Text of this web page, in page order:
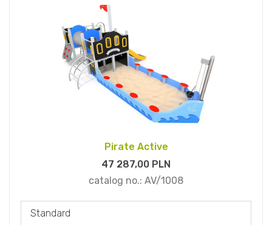
Pirate Active
47 287,00 PLN
catalog no.: AV/1008
Standard